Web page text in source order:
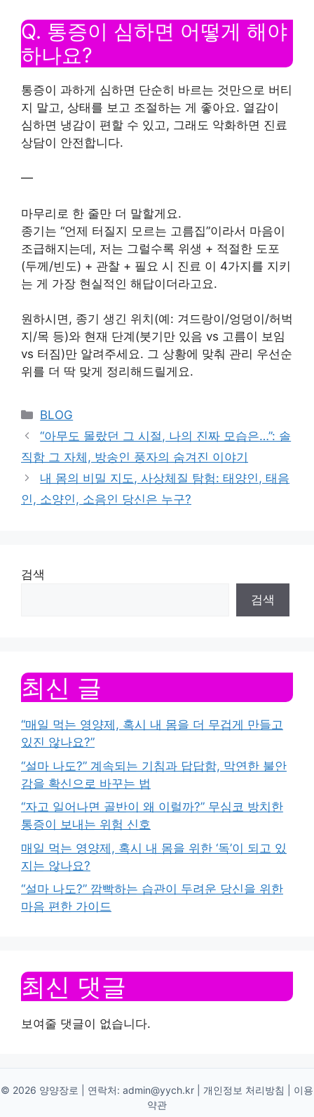
Q. 통증이 심하면 어떻게 해야
하나요?
통증이 과하게 심하면 단순히 바르는 것만으로 버티
지 말고, 상태를 보고 조절하는 게 좋아요. 열감이
심하면 냉감이 편할 수 있고, 그래도 악화하면 진료
상담이 안전합니다.
—
마무리로 한 줄만 더 말할게요.
종기는 “언제 터질지 모르는 고름집”이라서 마음이
조급해지는데, 저는 그럴수록 위생 + 적절한 도포
(두께/빈도) + 관찰 + 필요 시 진료 이 4가지를 지키
는 게 가장 현실적인 해답이더라고요.
원하시면, 종기 생긴 위치(예: 겨드랑이/엉덩이/허벅
지/목 등)와 현재 단계(붓기만 있음 vs 고름이 보임
vs 터짐)만 알려주세요. 그 상황에 맞춰 관리 우선순
위를 더 딱 맞게 정리해드릴게요.
Categories
BLOG
“아무도 몰랐던 그 시절, 나의 진짜 모습은…”: 솔
직함 그 자체, 방송인 풍자의 숨겨진 이야기
내 몸의 비밀 지도, 사상체질 탐험: 태양인, 태음
인, 소양인, 소음인 당신은 누구?
검색
검색
최신 글
“매일 먹는 영양제, 혹시 내 몸을 더 무겁게 만들고
있진 않나요?”
“설마 나도?” 계속되는 기침과 답답함, 막연한 불안
감을 확신으로 바꾸는 법
“자고 일어나면 골반이 왜 이럴까?” 무심코 방치한
통증이 보내는 위험 신호
매일 먹는 영양제, 혹시 내 몸을 위한 ‘독’이 되고 있
지는 않나요?
“설마 나도?” 깜빡하는 습관이 두려운 당신을 위한
마음 편한 가이드
최신 댓글
보여줄 댓글이 없습니다.
© 2026 양양장로 | 연락처: admin@yych.kr 개인정보 처리방침
이용
약관